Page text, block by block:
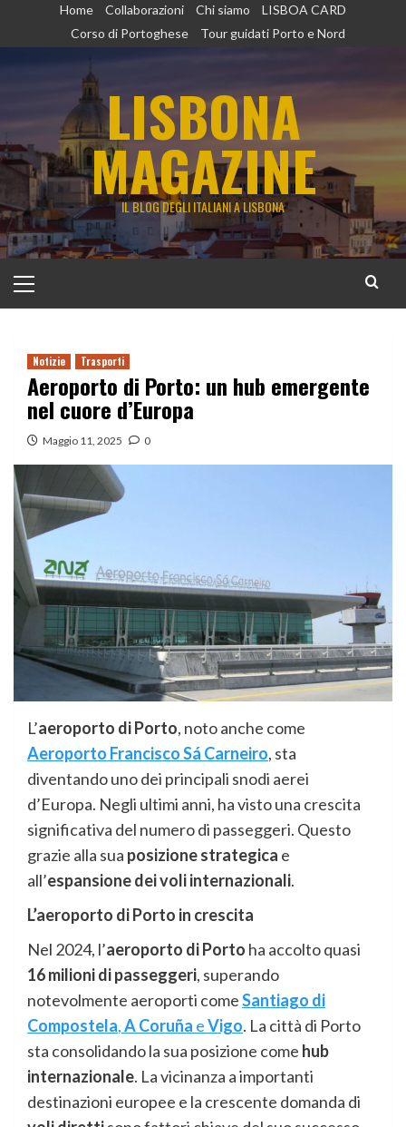
Home Collaborazioni Chi siamo
LISBOA CARD
Corso di Portoghese
Tour guidati Porto e Nord
LISBONA
MAGAZINE
IL BLOG DEGLI ITALIANI A LISBONA
principale
Notizie Trasporti
Aeroporto di Porto: un hub emergente
nel cuore d’Europa
Maggio 11, 2025 0
L’aeroporto di Porto, noto anche come
Aeroporto Francisco Sá Carneiro, sta
diventando uno dei principali snodi aerei
d’Europa. Negli ultimi anni, ha visto una crescita
significativa del numero di passeggeri. Questo
grazie alla sua posizione strategica e
all’espansione dei voli internazionali.
L’aeroporto di Porto in crescita
Nel 2024, l’aeroporto di Porto ha accolto quasi
16 milioni di passeggeri, superando
notevolmente aeroporti comeSantiago di
Compostela,A Coruña eVigo. La città di Porto
sta consolidando la sua posizione come hub
internazionale. La vicinanza a importanti
destinazioni europee e la crescente domanda di